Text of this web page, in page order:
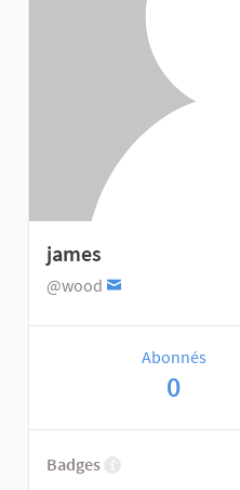
james
@wood
Abonnés
0
Badges